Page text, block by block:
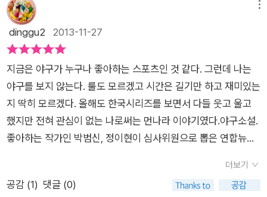
간단하다. 배경은 가까운 미래. 고등학교 때 스트라이크를 볼로
판정받아 선수 생활을 그만두고 오랫동안 악몽에 시달리던 한 육
손 투수가 당시의 야구 심판이자 현재 절대권력을 쥐고 있는 판관
매우 속도감 있게 진행된다. 소설보다는 웹툰이라는 형식이 어울
리지 않을까 싶을 만큼 이 소설은 재미있고, 머릿속에서 빠르게
시각화된다. 그것은 우리가 익히 잘 알고 있는 등장인물들의 영향
도 있을 것이다. 바로 90년대 우리에게 '정의가 지켜지는 사회'의
통쾌함을 보여준 드라마 '판관 포청천' 속 인물들이다. <훌리건 K
> 속에서 절대권력을 쥐고 흔드는 이가 왜 포청천이어야 했을까,
라는 의문은 남는다. 드라마 속에서 부마에게조차 공정한 판결을
dinggu2 2013-11-27
지금은 야구가 누구나 좋아하는 스포츠인 것 같다. 그런데 나는
야구를 보지 않는다. 룰도 모르겠고 시간은 길기만 하고 재미있는
지 딱히 모르겠다. 올해도 한국시리즈를 보면서 다들 웃고 울고
했지만 전혀 관심이 없는 나로써는 먼나라 이야기였다.야구소설.
좋아하는 작가인 박범신, 정이현이 심사위원으로 뽑은 연합뉴스
건K야구에 대해 이해 할 수도 있는 계기가 될 수 있을 것 같다는
생각이 들면서 나도 모르게 이 책에 정이가기 시작했다. 박민규의
더보기
공감 (1) 댓글 (0)